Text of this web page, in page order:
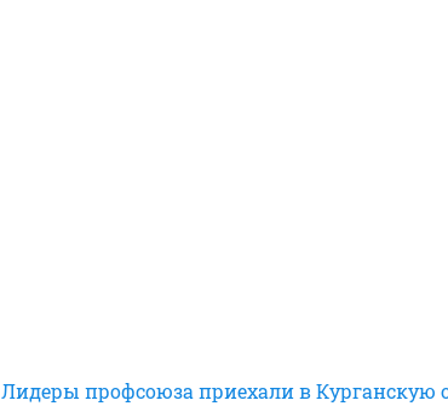
Лидеры профсоюза приехали в Курганскую